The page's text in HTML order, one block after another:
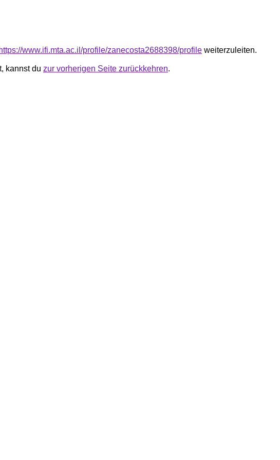
https://www.ifi.mta.ac.il/profile/zanecosta2688398/profile weiterzuleiten.
kannst du zur vorherigen Seite zurückkehren.